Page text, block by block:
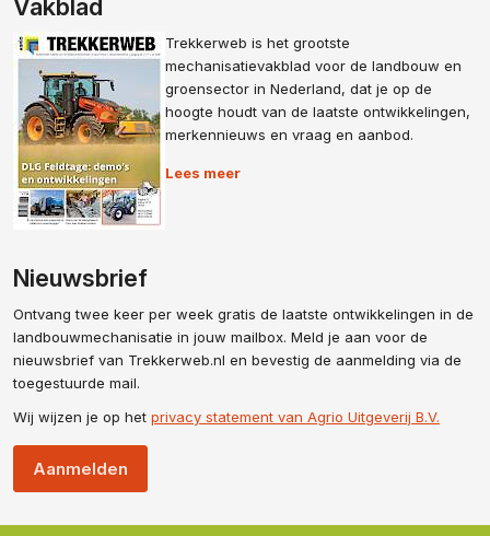
Vakblad
Trekkerweb is het grootste
mechanisatievakblad voor de landbouw en
groensector in Nederland, dat je op de
hoogte houdt van de laatste ontwikkelingen,
merkennieuws en vraag en aanbod.
Lees meer
Nieuwsbrief
Ontvang twee keer per week gratis de laatste ontwikkelingen in de
landbouwmechanisatie in jouw mailbox. Meld je aan voor de
nieuwsbrief van Trekkerweb.nl en bevestig de aanmelding via de
toegestuurde mail.
Wij wijzen je op het privacy statement van Agrio Uitgeverij B.V.
Aanmelden